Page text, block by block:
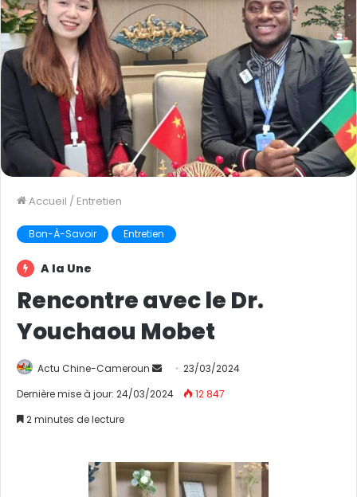
Accueil / Entretien
Bon-À-Savoir Entretien
A la Une
Rencontre avec le Dr.
Youchaou Mobet
Actu Chine-Cameroun
n
e
r
23/03/2024
Dernière mise à jour: 24/03/2024
12 847
2 minutes de lecture